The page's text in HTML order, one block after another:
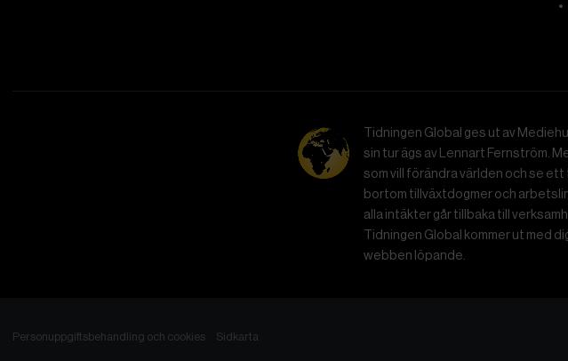
Tidningen Global ges ut av
sin tur ägs av Lennart Fernström.
som vill förändra världen och se
bortom tillväxtdogmer och
alla intäkter går tillbaka till
Tidningen Global kommer ut med
webben löpande.
Personuppgiftsbehandling och cookies Sidkarta